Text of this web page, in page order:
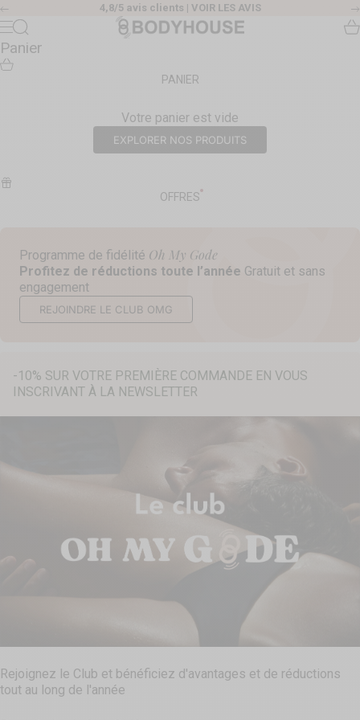
Passer au contenu
Précédent 4,8/5 avis clients | VOIR LES AVIS
Body House
Menu
Recherche
Panier
PANIER
Votre panier est vide
EXPLORER NOS PRODUITS
OFFRES
Programme de fidélité Oh My Gode
Profitez de réductions toute l’année Gratuit et sans
engagement
REJOINDRE LE CLUB OMG
-10% SUR VOTRE PREMIÈRE COMMANDE EN VOUS
INSCRIVANT À LA NEWSLETTER
Rejoignez le Club et bénéficiez d'avantages et de réductions
tout au long de l'année